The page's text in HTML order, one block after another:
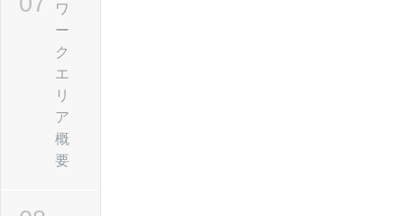
ワ
ー
ク
エ
リ
ア
概
要